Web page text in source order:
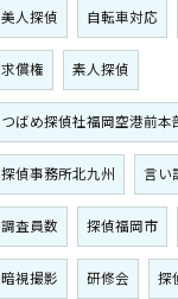
美人探偵 自転車対応
求償権 素人探偵
つばめ探偵社福岡空港前本
探偵事務所北九州 言い
調査員数 探偵福岡市
暗視撮影 研修会 探